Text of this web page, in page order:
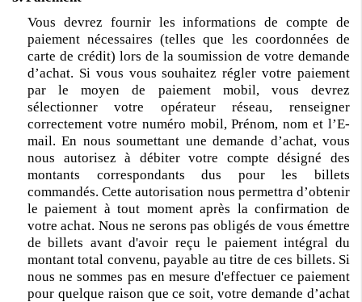
Vous devrez fournir les informations de compte de
paiement nécessaires (telles que les coordonnées de
carte de crédit) lors de la soumission de votre demande
d’achat. Si vous vous souhaitez régler votre paiement
par le moyen de paiement mobil, vous devrez
sélectionner votre opérateur réseau, renseigner
correctement votre numéro mobil, Prénom, nom et l’E-
mail. En nous soumettant une demande d’achat, vous
nous autorisez à débiter votre compte désigné des
montants correspondants dus pour les billets
commandés. Cette autorisation nous permettra d’obtenir
le paiement à tout moment après la confirmation de
votre achat. Nous ne serons pas obligés de vous émettre
de billets avant d'avoir reçu le paiement intégral du
montant total convenu, payable au titre de ces billets. Si
nous ne sommes pas en mesure d'effectuer ce paiement
pour quelque raison que ce soit, votre demande d’achat